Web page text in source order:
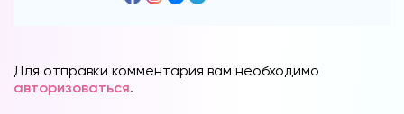
Для отправки комментария вам необходимо
авторизоваться.
снах (проверено более 100000